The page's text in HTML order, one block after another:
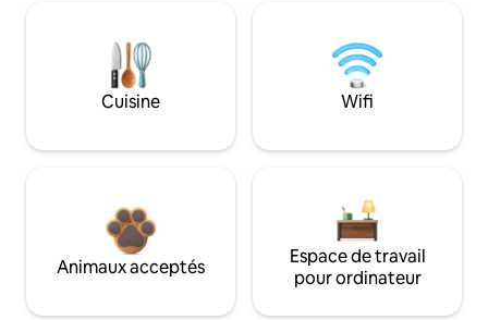
Cuisine Wifi
Animaux acceptés
Espace de travail
pour ordinateur